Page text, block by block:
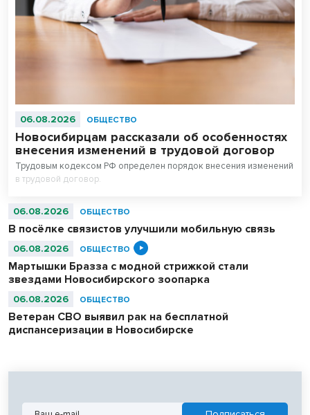
06.08.2026 ОБЩЕСТВО
Новосибирцам рассказали об особенностях
внесения изменений в трудовой договор
Трудовым кодексом РФ определен порядок внесения изменений
в трудовой договор.
06.08.2026 ОБЩЕСТВО
В посёлке связистов улучшили мобильную связь
06.08.2026 ОБЩЕСТВО
Мартышки Бразза с модной стрижкой стали
звездами Новосибирского зоопарка
06.08.2026 ОБЩЕСТВО
Ветеран СВО выявил рак на бесплатной
диспансеризации в Новосибирске